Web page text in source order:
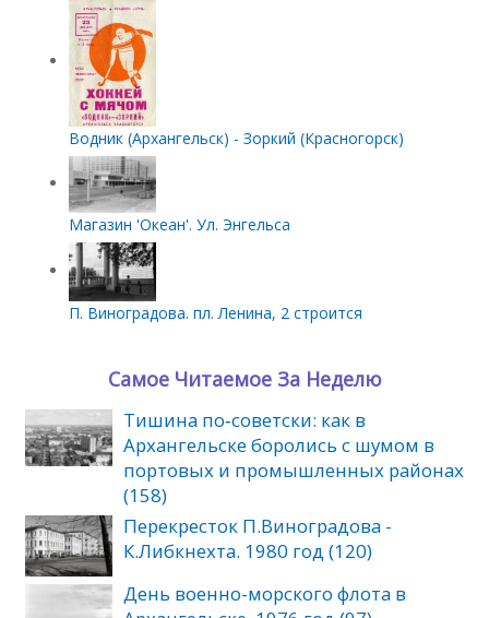
Водник (Архангельск) - Зоркий (Красногорск)
Магазин 'Океан'. Ул. Энгельса
П. Виноградова. пл. Ленина, 2 строится
Самое Читаемое За Неделю
Тишина по‑советски: как в
Архангельске боролись с шумом в
портовых и промышленных районах
(158)
Перекресток П.Виноградова -
К.Либкнехта. 1980 год (120)
День военно-морского флота в